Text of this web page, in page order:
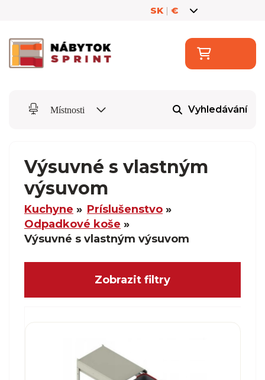
SK | €
Místnosti Vyhledávání
Výsuvné s vlastným
výsuvom
Kuchyne
Príslušenstvo
Odpadkové koše
Výsuvné s vlastným výsuvom
Zobrazit filtry